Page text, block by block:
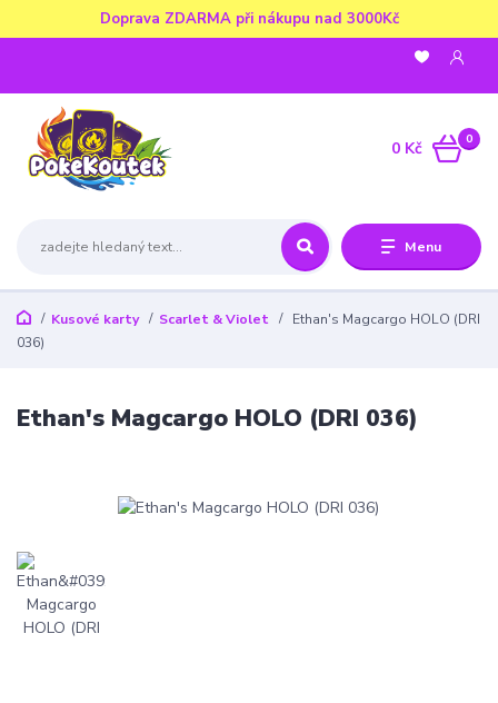
Doprava ZDARMA při nákupu nad 3000Kč
Menu
0
0 Kč
Kusové karty Scarlet & Violet
Ethan's Magcargo HOLO (DRI
036)
Ethan's Magcargo HOLO (DRI 036)